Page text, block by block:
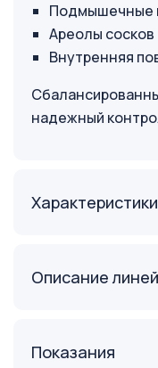
Подмышечные
Ареолы сосков
Внутренняя
надежный
Характеристики
Описание
Показания